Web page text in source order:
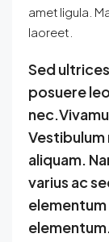
amet ligula.
laoreet.
Sed
posuere
Vestibulum
aliquam.
varius ac
elementum
elementum.